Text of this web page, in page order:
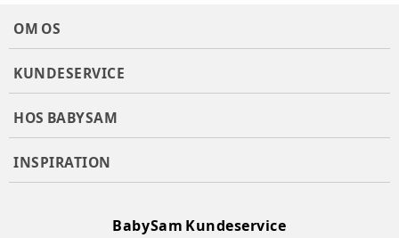
OM OS
KUNDESERVICE
HOS BABYSAM
INSPIRATION
BabySam Kundeservice